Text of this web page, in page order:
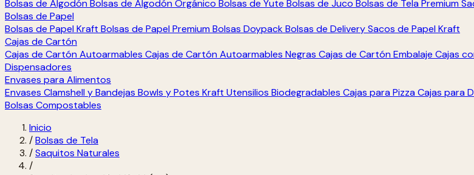
Bolsas de Algodón Bolsas de Algodón Orgánico Bolsas de Yute Bolsas de Juco Bolsas de Tela Premium
Bolsas de Papel
Bolsas de Papel Kraft Bolsas de Papel Premium Bolsas DoypackBolsas de DeliverySacos de Papel Kraft
Cajas de Cartón
Cajas de Cartón Autoarmables Cajas de Cartón Autoarmables Negras Cajas de Cartón Embalaje Cajas
Dispensadores
Envases para Alimentos
Envases Clamshell y Bandejas Bowls y Potes Kraft Utensilios Biodegradables Cajas para Pizza Cajas para
Bolsas Compostables
Inicio
/Bolsas de Tela
/Saquitos Naturales
/